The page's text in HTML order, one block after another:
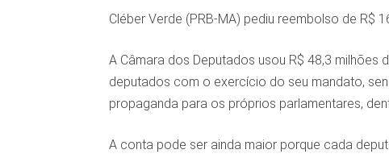
Cléber Verde (PRB-MA) pediu reembolso de R$
A Câmara dos Deputados usou R$ 48,3
deputados com o exercício do seu mandato,
propaganda para os próprios parlamentares,
A conta pode ser ainda maior porque cada